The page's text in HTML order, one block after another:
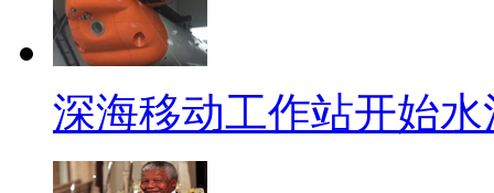
女汉子是真的厉害! 黄小姐在
随身携带。黄小姐说："托运太
了？"估计安检员听到这话当时
深海移动工作站开始